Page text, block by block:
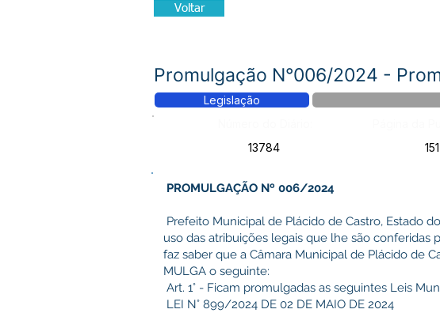
Voltar
Promulgação N°006/2024 -
Legislação
13784
151
PROMULGAÇÃO Nº 006/2024
Prefeito Municipal de Plácido de Castro, Estado
uso das atribuições legais que lhe são conferidas
faz saber que a Câmara Municipal de Plácido de
MULGA o seguinte:
Art. 1° - Ficam promulgadas as seguintes Leis
LEI N° 899/2024 DE 02 DE MAIO DE 2024